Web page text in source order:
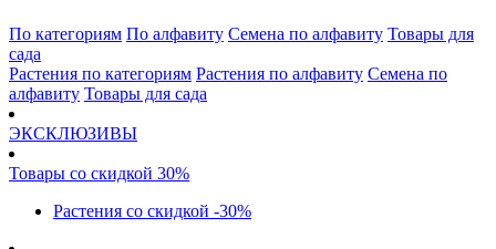
По категориям По алфавиту Семена по алфавиту Товары для
сада
Растения по категориям Растения по алфавиту Семена по
алфавиту Товары для сада
ЭКСКЛЮЗИВЫ
Товары со скидкой 30%
Растения со скидкой -30%